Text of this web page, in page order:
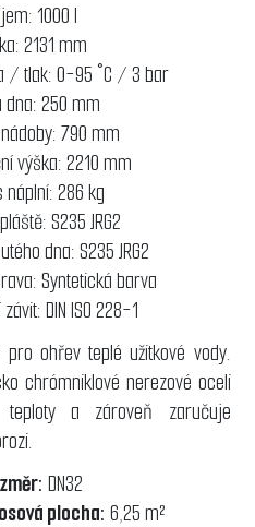
1000 l
2131 mm
/ tlak: 0-95 °C / 3 bar
dna: 250 mm
790 mm
výška: 2210 mm
náplní: 286 kg
S235 JRG2
dna: S235 JRG2
Syntetická barva
DIN ISO 228-1
ohřev teplé užitkové vody.
chrómniklové nerezové oceli
a zároveň zaručuje
DN32
plocha: 6,25 m²